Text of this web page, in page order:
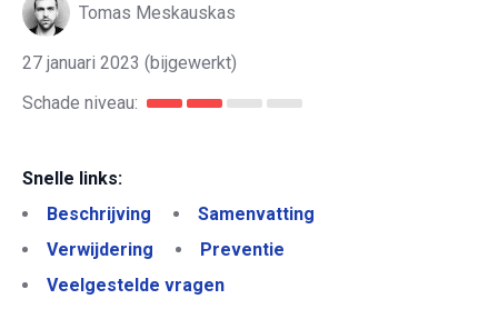
Tomas Meskauskas
27 januari 2023 (bijgewerkt)
Schade niveau:
Snelle links:
Beschrijving
Samenvatting
Verwijdering
Preventie
Veelgestelde vragen